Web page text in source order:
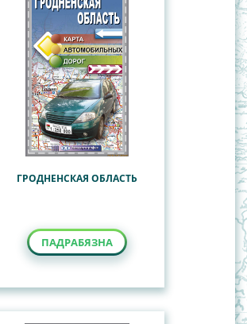
ГРОДНЕНСКАЯ ОБЛАСТЬ
ПАДРАБЯЗНА